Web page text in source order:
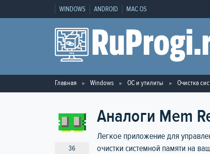
WINDOWS ANDROID MAC OS
Главная Windows ОС и утилиты Очистка
36
Аналоги Mem
Легкое приложение для
очистки системной памяти на